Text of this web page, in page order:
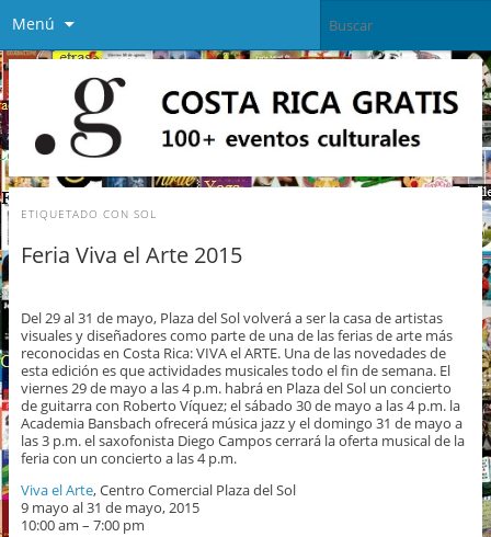
Menú
ETIQUETADO CON SOL
Feria Viva el Arte 2015
Del 29 al 31 de mayo, Plaza del Sol volverá a ser la casa de artistas
visuales y diseñadores como parte de una de las ferias de arte más
reconocidas en Costa Rica: VIVA el ARTE. Una de las novedades de
esta edición es que actividades musicales todo el fin de semana. El
viernes 29 de mayo a las 4 p.m. habrá en Plaza del Sol un concierto
de guitarra con Roberto Víquez; el sábado 30 de mayo a las 4 p.m. la
Academia Bansbach ofrecerá música jazz y el domingo 31 de mayo a
las 3 p.m. el saxofonista Diego Campos cerrará la oferta musical de la
feria con un concierto a las 4 p.m.
Viva el Arte, Centro Comercial Plaza del Sol
9 mayo al 31 de mayo, 2015
10:00 am – 7:00 pm